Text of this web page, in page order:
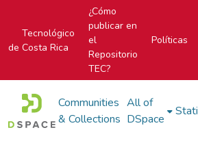
Tecnológico
de Costa Rica
¿Cómo
publicar en
el
Repositorio
TEC?
Políticas
Communities
& Collections
All of
DSpace